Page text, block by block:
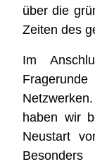
über die
Zeiten des
Im
haben wir
Neustart